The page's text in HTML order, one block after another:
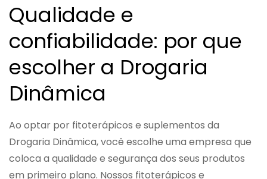
Qualidade e
confiabilidade: por que
escolher a Drogaria
Dinâmica
Ao optar por fitoterápicos e suplementos da
Drogaria Dinâmica, você escolhe uma empresa que
coloca a qualidade e segurança dos seus produtos
em primeiro plano. Nossos fitoterápicos e